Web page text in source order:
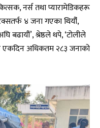
नर्स तथा प्यारामेडिकहरू
४ जना गएका थियौंं,
श्रेष्ठले थपे, ‘टोलीले
एकदिन अधिकतम २८३ जनाको